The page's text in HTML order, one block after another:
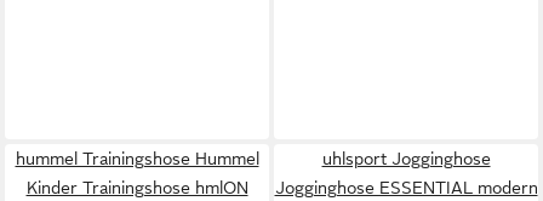
hummel Trainingshose Hummel
Kinder Trainingshose hmlON
uhlsport Jogginghose
Jogginghose ESSENTIAL modern